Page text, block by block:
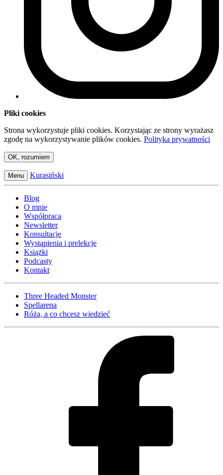
Pliki cookies
Strona wykorzystuje pliki cookies. Korzystając ze strony wyrażasz
zgodę na wykorzystywanie plików cookies. Polityka prywatności
OK, rozumiem
Menu Kurasiński
Blog
O mnie
Współpraca
Newsletter
Konsultacje
Wystąpienia i prelekcje
Książki
Podcasty
Kontakt
Three Headed Monster
Spellarena
Róża, a co chcesz wiedzieć